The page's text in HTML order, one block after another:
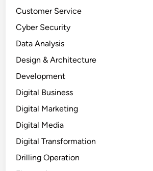
Customer Service
Cyber Security
Data Analysis
Design & Architecture
Development
Digital Business
Digital Marketing
Digital Media
Digital Transformation
Drilling Operation